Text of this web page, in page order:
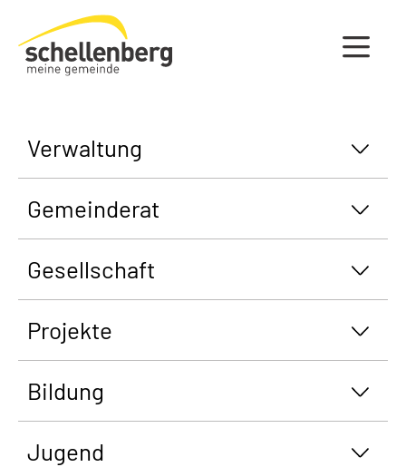
Gemeinde Schellenberg Startseite
Verwaltung
Gemeinderat
Gesellschaft
Projekte
Bildung
Jugend